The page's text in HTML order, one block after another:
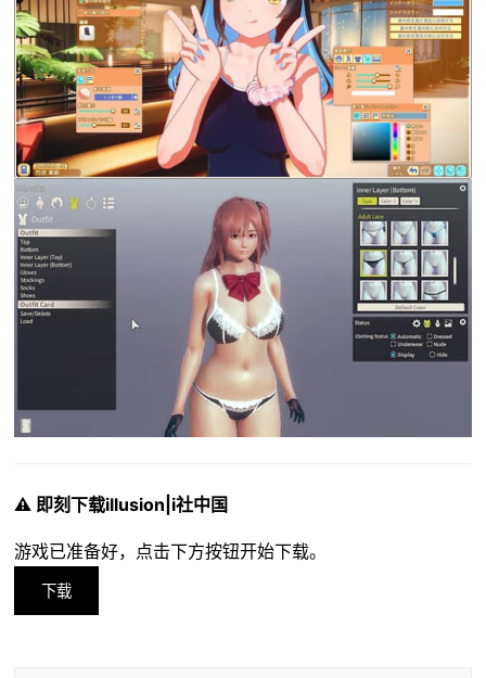
⚠️ 即刻下载illusion|i社中国
游戏已准备好，点击下方按钮开始下载。
下载